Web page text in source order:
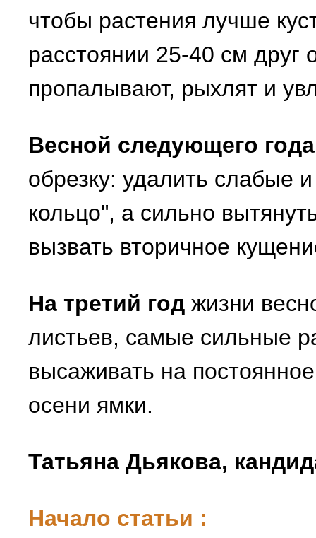
чтобы растения лучше
расстоянии 25-40 см друг
пропалывают, рыхлят и
Весной следующего года
обрезку: удалить слабые
кольцо", а сильно
вызвать вторичное
На третий год жизни
листьев, самые сильные
высаживать на
осени ямки.
Татьяна Дьякова,
Начало статьи :